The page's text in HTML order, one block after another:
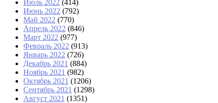
Июль 2022 (414)
Июнь 2022 (792)
Май 2022 (770)
Апрель 2022 (846)
Март 2022 (977)
Февраль 2022 (913)
Январь 2022 (726)
Декабрь 2021 (884)
Ноябрь 2021 (982)
Октябрь 2021 (1206)
Сентябрь 2021 (1298)
Август 2021 (1351)